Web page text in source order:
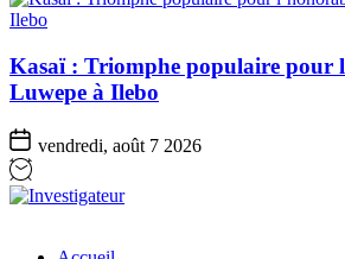
Kasaï : Triomphe populaire pour
Luwepe à Ilebo
vendredi, août 7 2026